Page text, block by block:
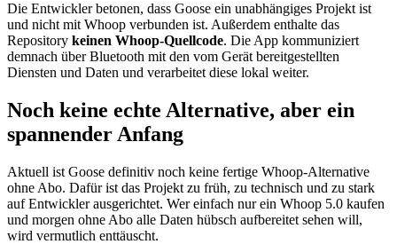
Die Entwickler betonen, dass Goose ein unabhängiges Projekt ist
und nicht mit Whoop verbunden ist. Außerdem enthalte das
Repository keinen Whoop-Quellcode. Die App kommuniziert
demnach über Bluetooth mit den vom Gerät bereitgestellten
Diensten und Daten und verarbeitet diese lokal weiter.
Noch keine echte Alternative, aber ein
spannender Anfang
Aktuell ist Goose definitiv noch keine fertige Whoop-Alternative
ohne Abo. Dafür ist das Projekt zu früh, zu technisch und zu stark
auf Entwickler ausgerichtet. Wer einfach nur ein Whoop 5.0 kaufen
und morgen ohne Abo alle Daten hübsch aufbereitet sehen will,
wird vermutlich enttäuscht.